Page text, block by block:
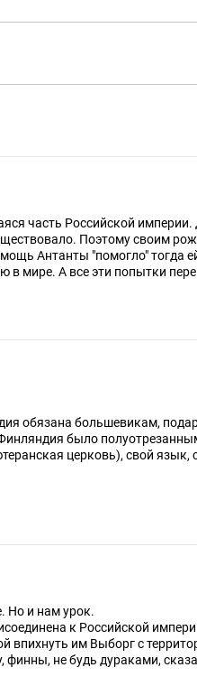
часть Российской империи.
Поэтому своим
Антанты "помогло" тогда
мире. А все эти попытки
обязана большевикам,
было
церковь), свой язык,
была союзницей Германии.
в советское время
так же, как и приебалтов -
и деревообр промышленности
Но и нам урок.
к Российской
с территориями. А когда империя
в 1917 году, финны, не будь дураками,